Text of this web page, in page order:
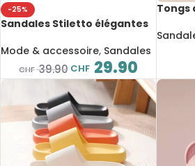
-25%
Sandales Stiletto élégantes
croisées
Mode & accessoire, Sandales
CHF39.90 CHF 29.90
Tongs
de 4